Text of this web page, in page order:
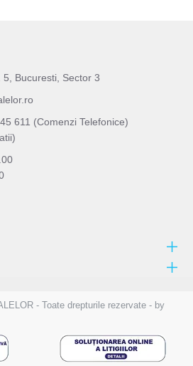
Bucuresti, Sector 3
611 (Comenzi Telefonice)
- Toate drepturile rezervate - by